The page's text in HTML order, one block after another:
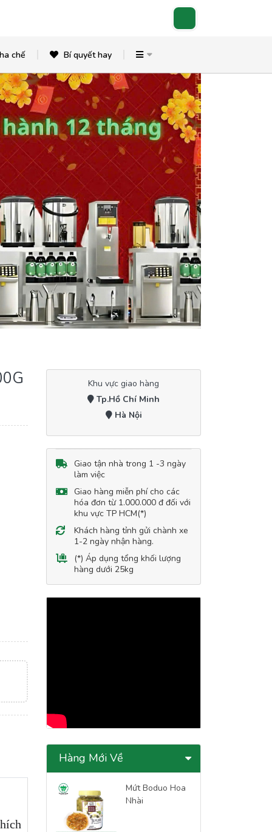
chế Bí quyết hay
Khu vực giao hàng
Tp.Hồ Chí Minh
Hà Nội
Giao tận nhà trong 1 -3 ngày
làm việc
Giao hàng miễn phí cho các
hóa đơn từ 1.000.000 đ đối với
khu vực TP HCM(*)
Khách hàng tỉnh gửi chành xe
1-2 ngày nhận hàng.
(*) Áp dụng tổng khối lượng
hàng dưới 25kg
Hàng Mới Về
Mứt Boduo Hoa
Nhài